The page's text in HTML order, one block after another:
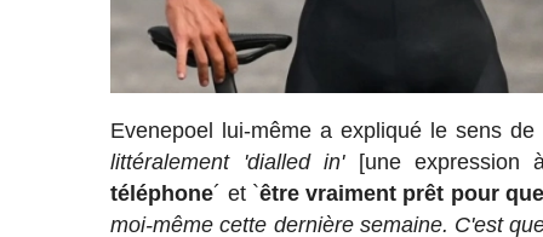
Evenepoel lui-même a expliqué le sens
littéralement 'dialled in'
[une expression
téléphone´ et `être vraiment prêt pour
moi-même cette dernière semaine. C'est